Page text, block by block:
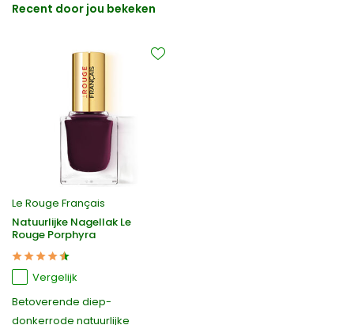
Recent door jou bekeken
Le Rouge Français
Natuurlijke Nagellak Le
Rouge Porphyra
Vergelijk
Betoverende diep-
donkerrode natuurlijke